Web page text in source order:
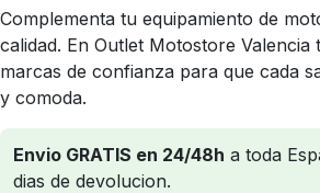
Complementa tu equipamiento de
calidad. En Outlet Motostore
marcas de confianza para que cada
y comoda.
Envio GRATIS en 24/48h a toda
dias de devolucion.